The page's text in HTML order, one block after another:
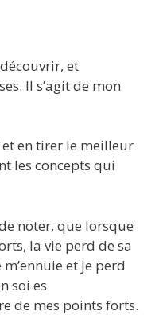
et
Il s’agit de mon
et en tirer le meilleur
les concepts qui
noter, que lorsque
la vie perd de sa
et je perd
soi es
de mes points forts.